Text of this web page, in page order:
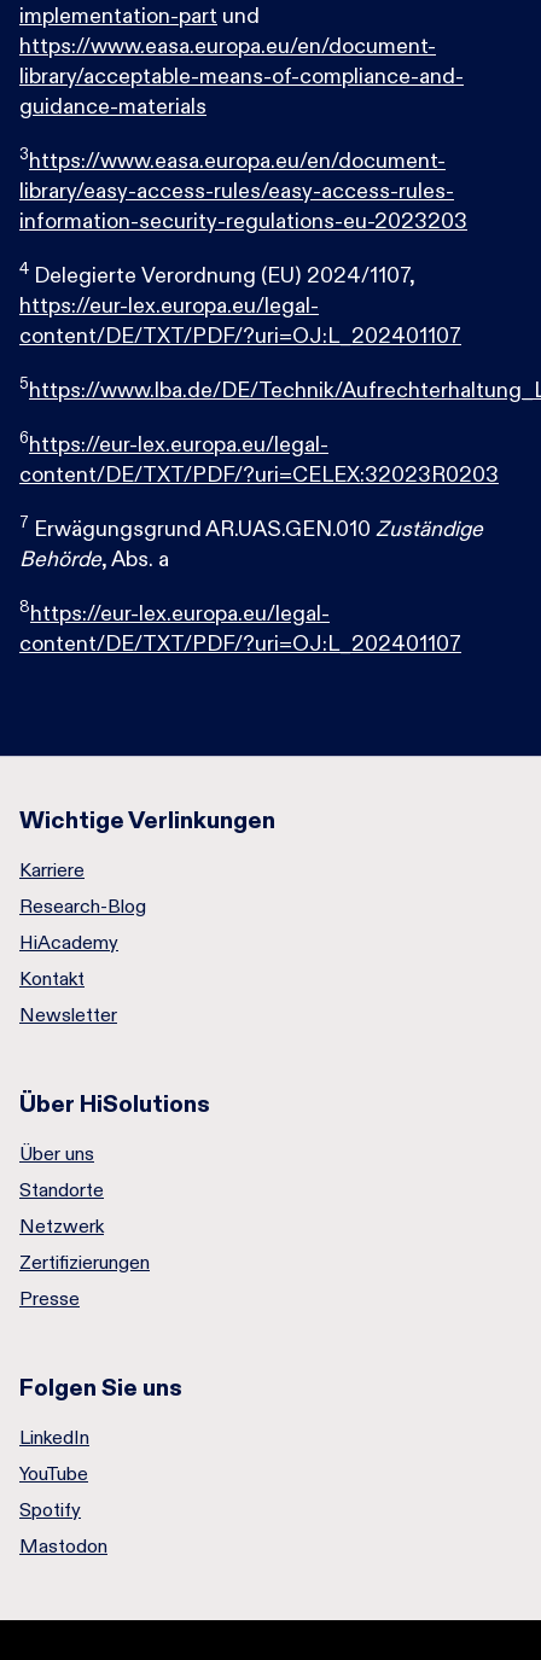
implementation-part und
https://www.easa.europa.eu/en/document-
library/acceptable-means-of-compliance-and-
guidance-materials
3https://www.easa.europa.eu/en/document-
library/easy-access-rules/easy-access-rules-
information-security-regulations-eu-2023203
4 Delegierte Verordnung (EU) 2024/1107,
https://eur-lex.europa.eu/legal-
content/DE/TXT/PDF/?uri=OJ:L_202401107
5https://www.lba.de/DE/Technik/
6https://eur-lex.europa.eu/legal-
content/DE/TXT/PDF/?uri=CELEX:32023R0203
7 Erwägungsgrund AR.UAS.GEN.010 Zuständige
Behörde, Abs. a
8https://eur-lex.europa.eu/legal-
content/DE/TXT/PDF/?uri=OJ:L_202401107
Wichtige Verlinkungen
Karriere
Research-Blog
HiAcademy
Kontakt
Newsletter
Über HiSolutions
Über uns
Standorte
Netzwerk
Zertifizierungen
Presse
Folgen Sie uns
LinkedIn
YouTube
Spotify
Mastodon